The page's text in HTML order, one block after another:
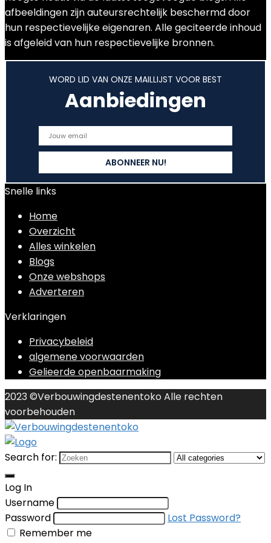
afbeeldingen zijn auteursrechtelijk beschermd door
hun respectievelijke eigenaren. Alle geciteerde inhoud
is afgeleid van hun respectievelijke bronnen.
WORD LID VAN ONZE MAILLIJST VOOR BEST
Aanbiedingen
Snelle links
Home
Overzicht
Alles winkelen
Blogs
Onze webshops
Adverteren
Verklaringen
Privacybeleid
algemene voorwaarden
Gelieerde openbaarmaking
2023 ©Verbouwingdestenentoko Alle rechten
voorbehouden
Search for:
Log In
Username
Password
Lost Password?
Remember me